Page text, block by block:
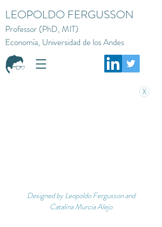
LEOPOLDO FERGUSSON
Professor (PhD, MIT)
Economía, Universidad de los Andes
X
Designed by Leopoldo Fergusson and
Catalina Murcia Alejo